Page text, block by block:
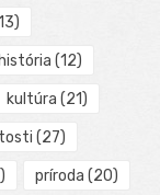
história (12)
kultúra (21)
(27)
príroda (20)